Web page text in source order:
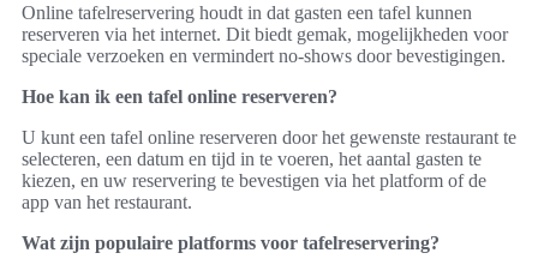
Online tafelreservering houdt in dat gasten een tafel kunnen
reserveren via het internet. Dit biedt gemak, mogelijkheden voor
speciale verzoeken en vermindert no-shows door bevestigingen.
Hoe kan ik een tafel online reserveren?
U kunt een tafel online reserveren door het gewenste restaurant te
selecteren, een datum en tijd in te voeren, het aantal gasten te
kiezen, en uw reservering te bevestigen via het platform of de
app van het restaurant.
Wat zijn populaire platforms voor tafelreservering?